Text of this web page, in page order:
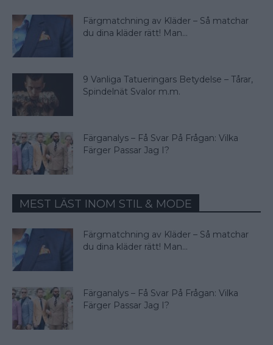
Färgmatchning av Kläder – Så matchar
du dina kläder rätt! Man...
9 Vanliga Tatueringars Betydelse – Tårar,
Spindelnät Svalor m.m.
Färganalys – Få Svar På Frågan: Vilka
Färger Passar Jag I?
MEST LÄST INOM STIL & MODE
Färgmatchning av Kläder – Så matchar
du dina kläder rätt! Man...
Färganalys – Få Svar På Frågan: Vilka
Färger Passar Jag I?